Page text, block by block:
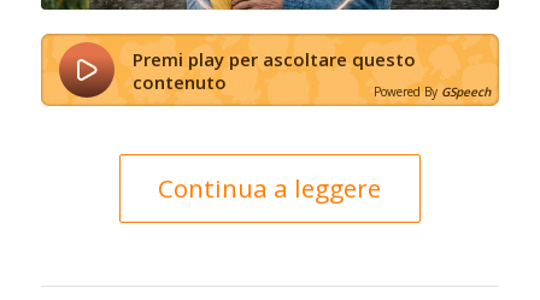
Premi play per ascoltare questo
contenuto
Powered By GSpeech
Continua a leggere